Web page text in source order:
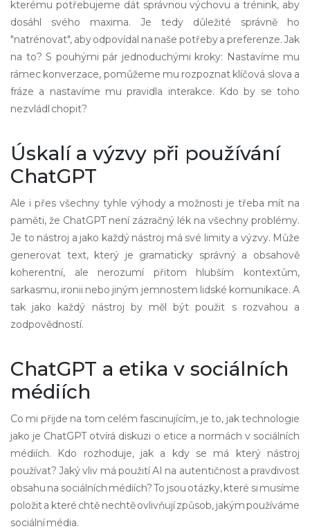
kterému potřebujeme dát správnou výchovu a trénink, aby
dosáhl svého maxima. Je tedy důležité správně ho
"natrénovat", aby odpovídal na naše potřeby a preferenze. Jak
na to? S pouhými pár jednoduchými kroky: Nastavíme mu
rámec konverzace, pomůžeme mu rozpoznat klíčová slova a
fráze a nastavíme mu pravidla interakce. Kdo by se toho
nezvládl chopit?
Úskalí a výzvy při používání
ChatGPT
Ale i přes všechny tyhle výhody a možnosti je třeba mít na
paměti, že ChatGPT není zázračný lék na všechny problémy.
Je to nástroj a jako každý nástroj má své limity a výzvy. Může
generovat text, který je gramaticky správný a obsahově
koherentní, ale nerozumí přitom hlubším kontextům,
sarkasmu, ironii nebo jiným jemnostem lidské komunikace. A
tak jako každý nástroj by měl být použit s rozvahou a
zodpovědností.
ChatGPT a etika v sociálních
médiích
Co mi přijde na tom celém fascinujícím, je to, jak technologie
jako je ChatGPT otvírá diskuzi o etice a normách v sociálních
médiích. Kdo rozhoduje, jak a kdy se má který nástroj
používat? Jaký vliv má použití AI na autentičnost a pravdivost
obsahu na sociálních médiích? To jsou otázky, které si musíme
položit a které chtě nechtě ovlivňují způsob, jakým používáme
sociální média.